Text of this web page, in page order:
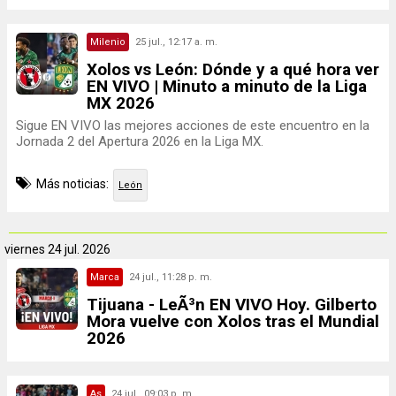
Milenio 25 jul., 12:17 a. m.
Xolos vs León: Dónde y a qué hora ver
EN VIVO | Minuto a minuto de la Liga
MX 2026
Sigue EN VIVO las mejores acciones de este encuentro en la
Jornada 2 del Apertura 2026 en la Liga MX.
Más noticias: León
viernes 24 jul. 2026
Marca 24 jul., 11:28 p. m.
Tijuana - LeÃ³n EN VIVO Hoy. Gilberto
Mora vuelve con Xolos tras el Mundial
2026